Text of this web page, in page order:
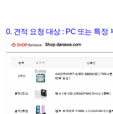
0. 견적 요청 대상 : PC 또는 특정